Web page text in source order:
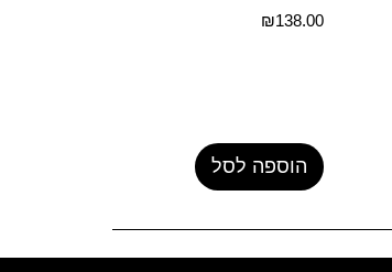
₪138.00
הוספה לסל